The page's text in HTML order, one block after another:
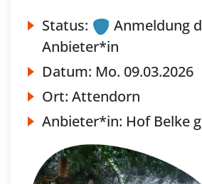
Status:
Anmeldung
Anbieter*in
Datum: Mo. 09.03.2026
Ort: Attendorn
Anbieter*in: Hof Belke